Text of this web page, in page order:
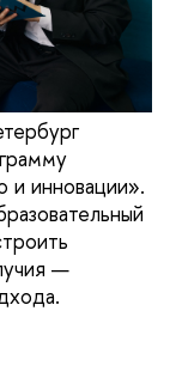
и инновации».
—